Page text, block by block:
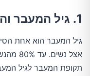
1. גיל המעבר והורמונים
גיל המעבר הוא אחת
אצל
תקופת המעבר לגיל